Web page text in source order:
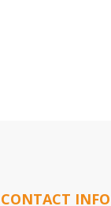
CONTACT INFO